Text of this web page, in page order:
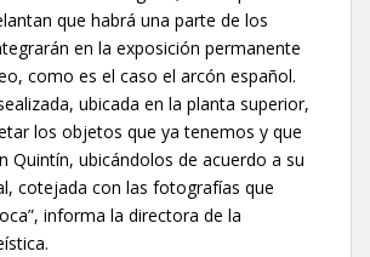
que habrá una parte de los
en la exposición permanente
como es el caso el arcón español.
ubicada en la planta superior,
los objetos que ya tenemos y que
Quintín, ubicándolos de acuerdo a su
cotejada con las fotografías que
informa la directora de la